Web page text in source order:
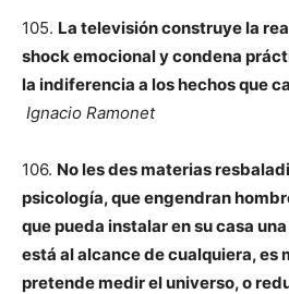
105. La televisión construye la
shock emocional y condena
la indiferencia a los hechos que
Ignacio Ramonet
106. No les des materias
psicología, que engendran
que pueda instalar en su casa
está al alcance de cualquiera, es
pretende medir el universo, o